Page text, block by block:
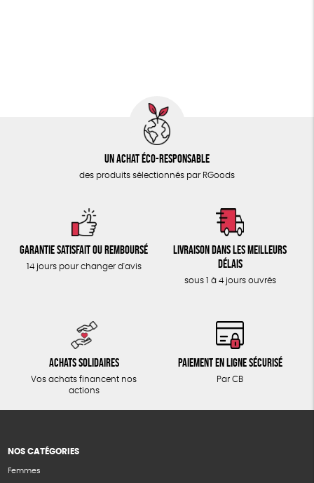
Un achat éco-responsable
des produits sélectionnés par RGoods
Garantie satisfait ou remboursé
14 jours pour changer d'avis
Livraison dans les meilleurs
délais
sous 1 à 4 jours ouvrés
Achats solidaires
Vos achats financent nos
actions
Paiement en ligne sécurisé
Par CB
NOS CATÉGORIES
Femmes